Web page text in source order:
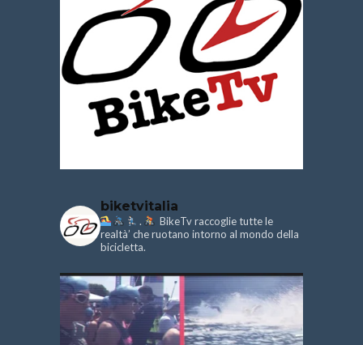
biketvitalia
.
BikeTv raccoglie tutte le
realtà’ che ruotano intorno al mondo della
bicicletta.